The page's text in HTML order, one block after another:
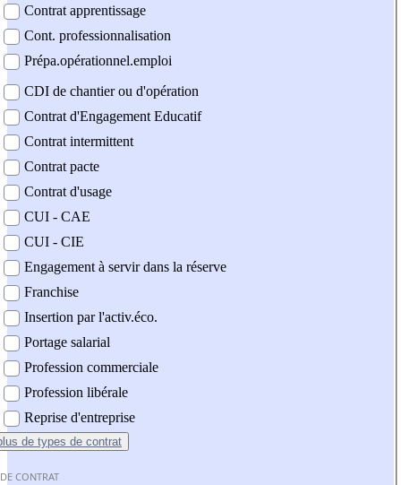
Contrat apprentissage
Cont. professionnalisation
Prépa.opérationnel.emploi
CDI de chantier ou d'opération
Contrat d'Engagement Educatif
Contrat intermittent
Contrat pacte
Contrat d'usage
CUI - CAE
CUI - CIE
Engagement à servir dans la réserve
Franchise
Insertion par l'activ.éco.
Portage salarial
Profession commerciale
Profession libérale
Reprise d'entreprise
de types de contrat
CONTRAT